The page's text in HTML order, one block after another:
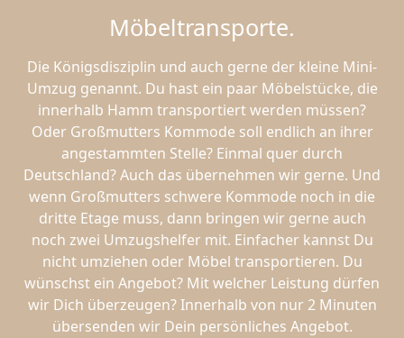
Möbeltransporte.
Die Königsdisziplin und auch gerne der kleine Mini-
Umzug genannt. Du hast ein paar Möbelstücke, die
innerhalb Hamm transportiert werden müssen?
Oder Großmutters Kommode soll endlich an ihrer
angestammten Stelle? Einmal quer durch
Deutschland? Auch das übernehmen wir gerne. Und
wenn Großmutters schwere Kommode noch in die
dritte Etage muss, dann bringen wir gerne auch
noch zwei Umzugshelfer mit. Einfacher kannst Du
nicht umziehen oder Möbel transportieren. Du
wünschst ein Angebot? Mit welcher Leistung dürfen
wir Dich überzeugen? Innerhalb von nur 2 Minuten
übersenden wir Dein persönliches Angebot.